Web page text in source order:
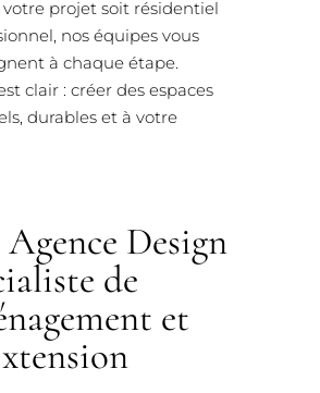
votre projet soit résidentiel
nos équipes vous
à chaque étape.
clair : créer des espaces
durables et à votre
Design
de
et